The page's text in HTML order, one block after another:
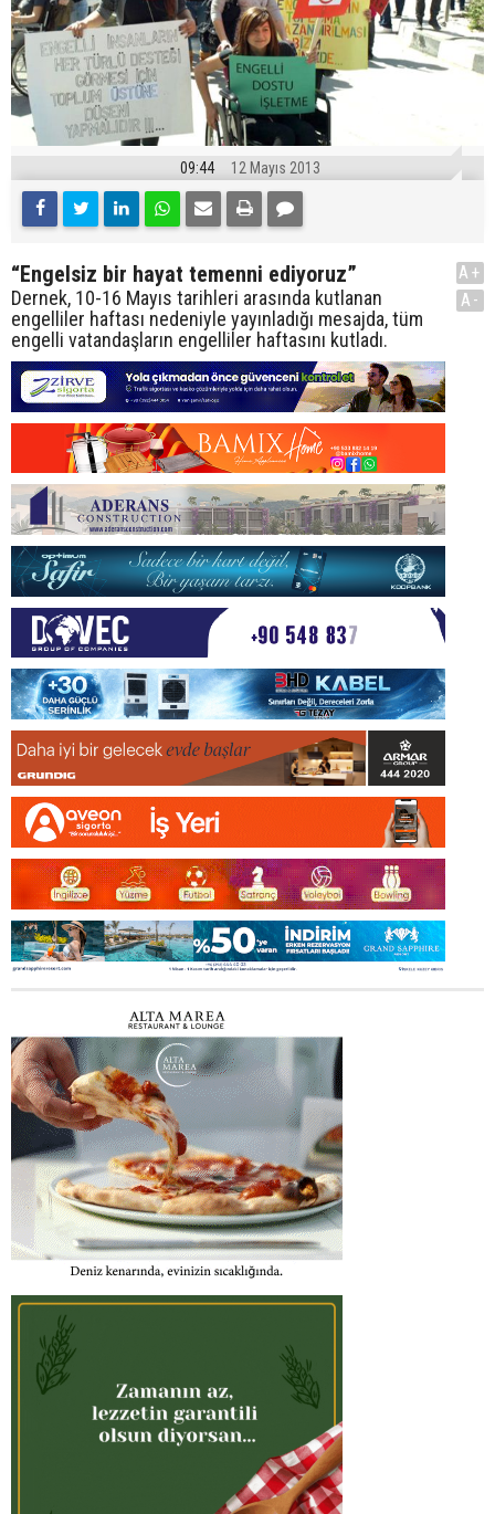
09:44 12 Mayıs 2013
“Engelsiz bir hayat temenni ediyoruz”
Dernek, 10-16 Mayıs tarihleri arasında kutlanan
engelliler haftası nedeniyle yayınladığı mesajda, tüm
engelli vatandaşların engelliler haftasını kutladı.
A+
A-